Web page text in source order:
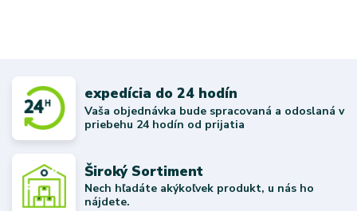
expedícia do 24 hodín
Vaša objednávka bude spracovaná a odoslaná v
priebehu 24 hodín od prijatia
Široký Sortiment
Nech hľadáte akýkoľvek produkt, u nás ho
nájdete.